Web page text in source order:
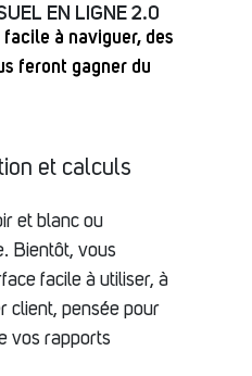
EN LIGNE 2.0
à naviguer, des
feront gagner du
et calculs
et blanc ou
Bientôt, vous
facile à utiliser, à
client, pensée pour
vos rapports